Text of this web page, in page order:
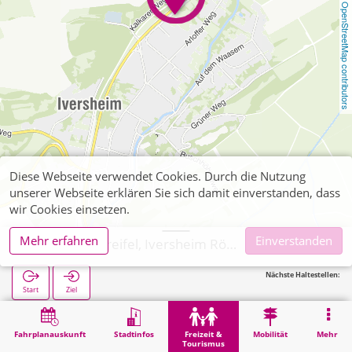
OpenStreetMap contributors
Fahrplanauskunft Stadtinfos
Freizeit &
Tourismus
Mobilität Mehr
Start Ziel
Nächste Haltestellen:
Freizeit & Tourismus Kultur Bad Münstereifel, Iversheim Römische Kalkbrennerei
Diese Webseite verwendet Cookies. Durch die Nutzung
unserer Webseite erklären Sie sich damit einverstanden, dass
wir Cookies einsetzen.
Mehr erfahren
Einverstanden